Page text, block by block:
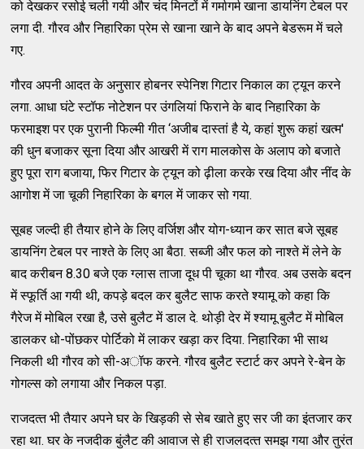
को देखकर रसोई चली गयी और चंद मिनटों में गर्मागर्म खाना डायनिंग टेबल पर
लगा दी. गौरव और निहारिका प्रेम से खाना खाने के बाद अपने बेडरूम में चले
गए.
गौरव अपनी आदत के अनुसार होबनर स्‍पेनिश गिटार निकाल का ट्यून करने
लगा. आधा घंटे स्‍टॉफ नोटेशन पर उंगलियां फिराने के बाद निहारिका के
फरमाइश पर एक पुरानी फिल्‍मी गीत ‘अजीब दास्‍तां है ये, कहां शुरू कहां खत्‍म'
की धुन बजाकर सूना दिया और आखरी में राग मालकोस के अलाप को बजाते
हुए पूरा राग बजाया, फिर गिटार के ट्यून को ढ़ीला करके रख दिया और नींद के
आगोश में जा चूकी निहारिका के बगल में जाकर सो गया.
सूबह जल्‍दी ही तैयार होने के लिए वर्जिश और योग-ध्‍यान कर सात बजे सूबह
डायनिंग टेबल पर नाश्‍ते के लिए आ बैठा. सब्‍जी और फल को नाश्‍ते में लेने के
बाद करीबन 8.30 बजे एक ग्‍लास ताजा दूध पी चूका था गौरव. अब उसके बदन
में स्‍फूर्ति आ गयी थी, कपड़े बदल कर बुलैट साफ करते श्‍यामू को कहा कि
गैरेज में मोबिल रखा है, उसे बुलैट में डाल दे. थोड़ी देर में श्‍यामू बुलैट में मोबिल
डालकर धो-पोंछकर पोर्टिको में लाकर खड़ा कर दिया. निहारिका भी साथ
निकली थी गौरव को सी-अॉफ करने. गौरव बुलैट स्‍टार्ट कर अपने रे-बेन के
गोगल्‍स को लगाया और निकल पड़ा.
राजदत्‍त भी तैयार अपने घर के खिड़की से सेब खाते हुए सर जी का इंतजार कर
रहा था. घर के नजदीक बुंलैट की आवाज से ही राजलदत्‍त समझ गया और तुरंत